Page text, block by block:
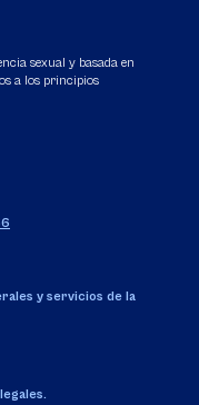
sexual y basada en
a los principios
y servicios de la